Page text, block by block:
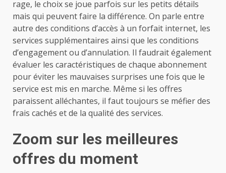
rage, le choix se joue parfois sur les petits détails
mais qui peuvent faire la différence. On parle entre
autre des conditions d’accès à un forfait internet, les
services supplémentaires ainsi que les conditions
d’engagement ou d’annulation. Il faudrait également
évaluer les caractéristiques de chaque abonnement
pour éviter les mauvaises surprises une fois que le
service est mis en marche. Même si les offres
paraissent alléchantes, il faut toujours se méfier des
frais cachés et de la qualité des services.
Zoom sur les meilleures
offres du moment